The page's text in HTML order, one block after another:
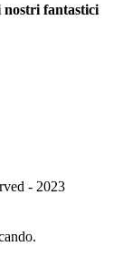
nostri fantastici
- 2023